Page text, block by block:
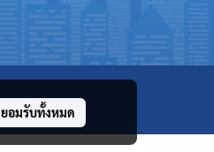
ยอมรับทั้งหมด